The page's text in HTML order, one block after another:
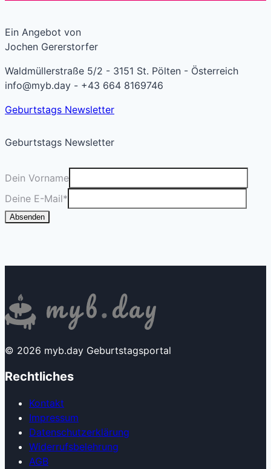
Ein Angebot von
Jochen Gererstorfer
Waldmüllerstraße 5/2 - 3151 St. Pölten - Österreich
info@myb.day - +43 664 8169746
Geburtstags Newsletter
Geburtstags Newsletter
Dein Vorname
Deine E-Mail*
Absenden
© 2026 myb.day Geburtstagsportal
Rechtliches
Kontakt
Impressum
Datenschutzerklärung
Widerrufsbelehrung
AGB